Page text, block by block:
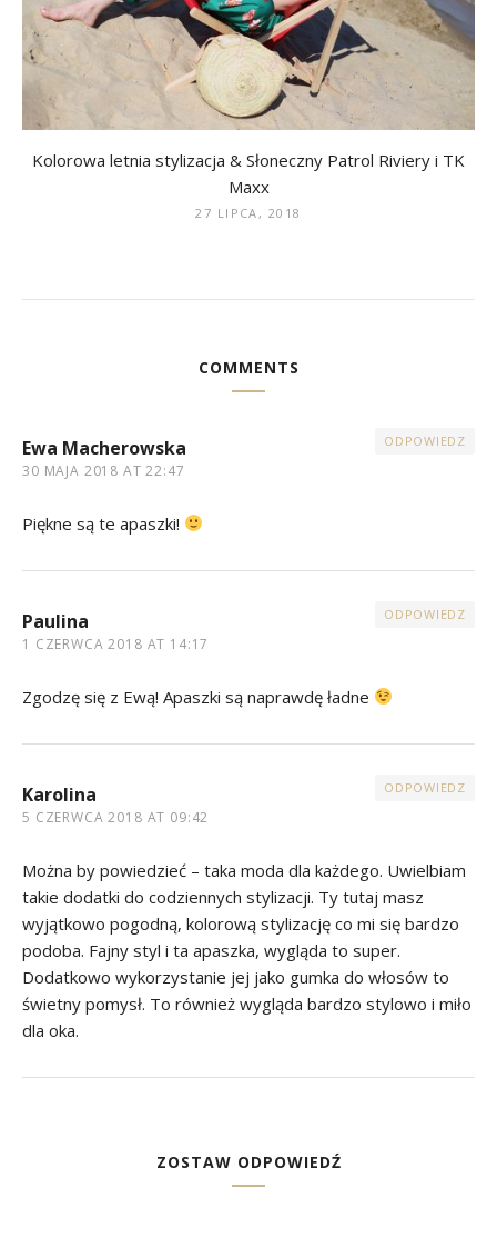
Kolorowa letnia stylizacja & Słoneczny Patrol Riviery i TK
Maxx
27 LIPCA, 2018
COMMENTS
Ewa Macherowska
30 MAJA 2018 AT 22:47
ODPOWIEDZ
Piękne są te apaszki!
Paulina
1 CZERWCA 2018 AT 14:17
ODPOWIEDZ
Zgodzę się z Ewą! Apaszki są naprawdę ładne
Karolina
5 CZERWCA 2018 AT 09:42
ODPOWIEDZ
Można by powiedzieć – taka moda dla każdego. Uwielbiam
takie dodatki do codziennych stylizacji. Ty tutaj masz
wyjątkowo pogodną, kolorową stylizację co mi się bardzo
podoba. Fajny styl i ta apaszka, wygląda to super.
Dodatkowo wykorzystanie jej jako gumka do włosów to
świetny pomysł. To również wygląda bardzo stylowo i miło
dla oka.
ZOSTAW ODPOWIEDŹ